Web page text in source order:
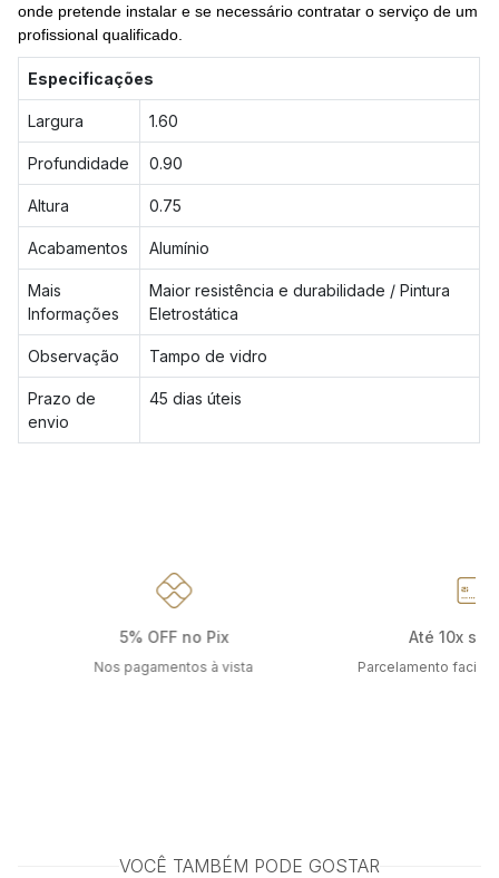
onde pretende instalar e se necessário contratar o serviço de um
profissional qualificado.
Especificações
Largura 1.60
Profundidade 0.90
Altura 0.75
Acabamentos Alumínio
Mais
Informações
Maior resistência e durabilidade / Pintura
Eletrostática
Observação Tampo de vidro
Prazo de
envio
45 dias úteis
5% OFF no Pix
Nos pagamentos à vista
Até 10x
Parcelamento
VOCÊ TAMBÉM PODE GOSTAR